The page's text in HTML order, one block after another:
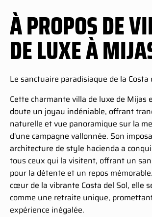
À PROPOS DE
DE LUXE À
Le sanctuaire paradisiaque de la Costa
Cette charmante villa de luxe de Mijas
doute un joyau indéniable, offrant
naturelle et vue panoramique sur la
d'une campagne vallonnée. Son
architecture de style hacienda a
tous ceux qui la visitent, offrant un
pour la détente et un repos
cœur de la vibrante Costa del Sol, elle
comme une retraite unique,
expérience inégalée.